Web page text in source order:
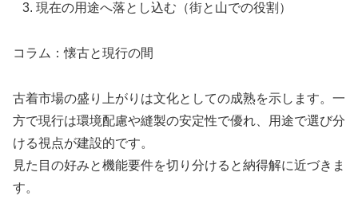
現在の用途へ落とし込む（街と山での役割）
コラム：懐古と現行の間
古着市場の盛り上がりは文化としての成熟を示します。一
方で現行は環境配慮や縫製の安定性で優れ、用途で選び分
ける視点が建設的です。
見た目の好みと機能要件を切り分けると納得解に近づきま
す。